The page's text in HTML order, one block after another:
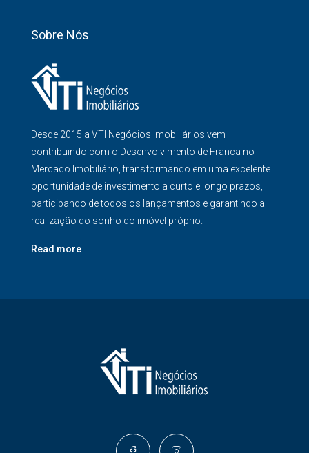
Sobre Nós
Desde 2015 a VTI Negócios Imobiliários vem
contribuindo com o Desenvolvimento de Franca no
Mercado Imobiliário, transformando em uma excelente
oportunidade de investimento a curto e longo prazos,
participando de todos os lançamentos e garantindo a
realização do sonho do imóvel próprio.
Read more